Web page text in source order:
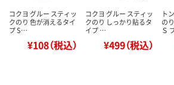
コクヨ グルー スティッ
クのり 色が消えるタイ
プ S…
¥108（税込）
コクヨ グルー スティッ
クのり しっかり貼るタ
イプ …
¥499（税込）
ト
の
Ｓ